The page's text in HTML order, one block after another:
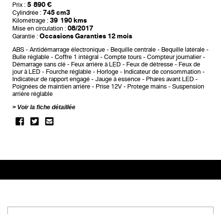
Prix : 5 890 €
Cylindrée : 745 cm3
Kilométrage : 39 190 kms
Mise en circulation : 08/2017
Garantie : Occasions Garanties 12 mois
ABS Antidémarrage électronique Bequille centrale
Bequille latérale
Bulle réglable
Coffre 1 intégral Compte tours
Compteur journalier
Démarrage sans clé
Feux arrière à LED Feux de détresse
Feux de
jour à LED
Fourche réglable Horloge
Indicateur de consommation
Indicateur de rapport engagé
Jauge à essence
Phares avant LED
Poignées de maintien arrière
Prise 12V Protege mains
Suspension
arrière réglable
Voir la fiche détaillée